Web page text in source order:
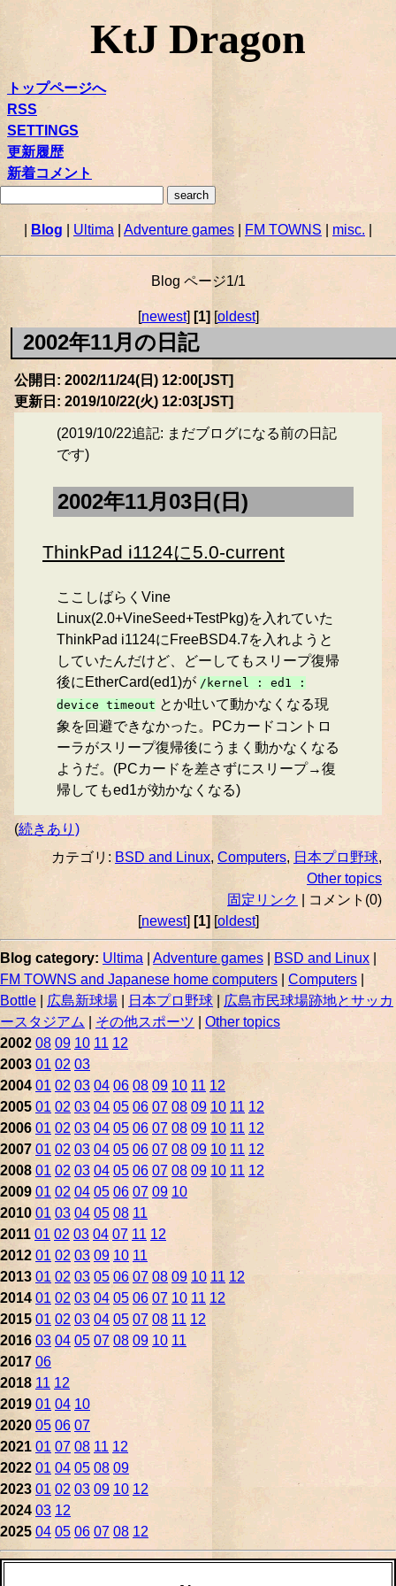
KtJ Dragon
トップページへ
RSS
SETTINGS
更新履歴
新着コメント
Blog Ultima Adventure games FM TOWNS| misc.
Blog ページ1/1
[newest] [1] [oldest]
2002年11月の日記
公開日: 2002/11/24(日) 12:00[JST]
更新日: 2019/10/22(火) 12:03[JST]
(2019/10/22追記: まだブログになる前の日記
です)
2002年11月03日(日)
ThinkPad i1124に5.0-current
ここしばらくVine
Linux(2.0+VineSeed+TestPkg)を入れていた
ThinkPad i1124にFreeBSD4.7を入れようと
していたんだけど、どーしてもスリープ復帰
後にEtherCard(ed1)が /kernel : ed1 :
device timeout とか吐いて動かなくなる現
象を回避できなかった。PCカードコントロ
ーラがスリープ復帰後にうまく動かなくなる
ようだ。(PCカードを差さずにスリープ→復
帰してもed1が効かなくなる)
(続きあり)
カテゴリ: BSD and Linux, Computers, 日本プロ野球,
Other topics
固定リンク
| コメント(0)
[newest] [1] [oldest]
Blog category: Ultima Adventure games BSD and Linux
FM TOWNS and Japanese home computers
Computers
Bottle
広島新球場 日本プロ野球
広島市民球場跡地とサッカ
ースタジアム
その他スポーツ
Other topics
2002 08 09 10 11 12
2003 01 02 03
2004 01 02 03 04 06 08 09 10 11 12
2005 01 02 03 04 05 06 07 08 09 10 11 12
2006 01 02 03 04 05 06 07 08 09 10 11 12
2007 01 02 03 04 05 06 07 08 09 10 11 12
2008 01 02 03 04 05 06 07 08 09 10 11 12
2009 01 02 04 05 06 07 09 10
2010 01 03 04 05 08 11
2011 01 02 03 04 07 11 12
2012 01 02 03 09 10 11
2013 01 02 03 05 06 07 08 09 10 11 12
2014 01 02 03 04 05 06 07 10 11 12
2015 01 02 03 04 05 07 08 11 12
2016 03 04 05 07 08 09 10 11
2017 06
2018 11 12
2019 01 04 10
2020 05 06 07
2021 01 07 08 11 12
2022 01 04 05 08 09
2023 01 02 03 09 10 12
2024 03 12
2025 04 05 06 07 08 12